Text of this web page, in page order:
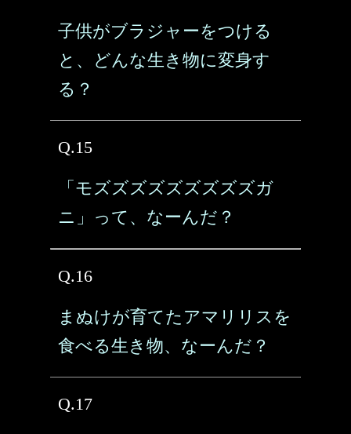
子供がブラジャーをつける
と、どんな生き物に変身す
る？
Q.15
「モズズズズズズズズズガ
ニ」って、なーんだ？
Q.16
まぬけが育てたアマリリスを
食べる生き物、なーんだ？
Q.17